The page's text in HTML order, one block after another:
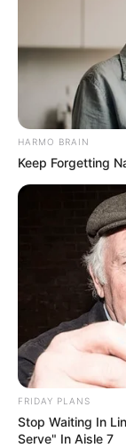
SHARE THIS
Share it
HARMO BRAIN
Keep Forgetting
FRIDAY PLANS
Stop Waiting In
Serve" In Aisle 7